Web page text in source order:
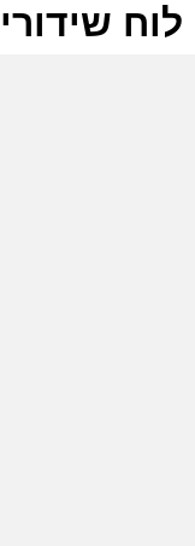
לוח שידורים